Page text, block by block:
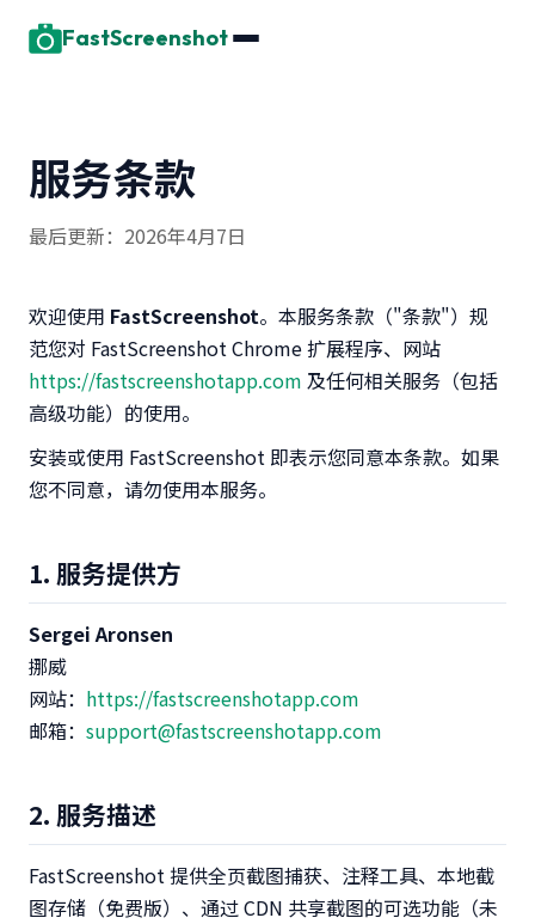
FastScreenshot
服务条款
最后更新：2026年4月7日
欢迎使用 FastScreenshot。本服务条款（"条款"）规
范您对 FastScreenshot Chrome 扩展程序、网站
https://fastscreenshotapp.com 及任何相关服务（包括
高级功能）的使用。
安装或使用 FastScreenshot 即表示您同意本条款。如果
您不同意，请勿使用本服务。
1. 服务提供方
Sergei Aronsen
挪威
网站： https://fastscreenshotapp.com
邮箱： support@fastscreenshotapp.com
2. 服务描述
FastScreenshot 提供全页截图捕获、注释工具、本地截
图存储（免费版）、通过 CDN 共享截图的可选功能（未